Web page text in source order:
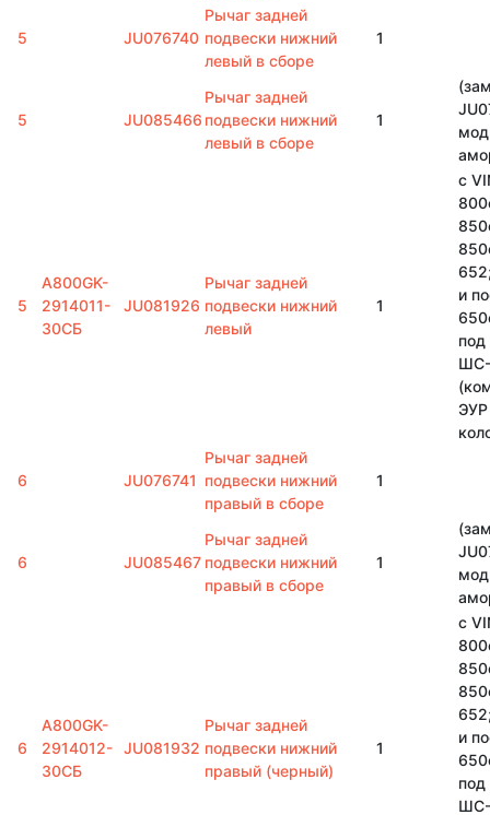
5 JU076740
Рычаг задней
подвески нижний
левый в сборе
1
5 JU085466
Рычаг задней
подвески нижний
левый в сборе
1
5
A800GK-
2914011-
30CБ
JU081926
Рычаг задней
подвески нижний
левый
1
с
и
под
ШС-
6 JU076741
Рычаг задней
подвески нижний
правый в сборе
1
6 JU085467
Рычаг задней
подвески нижний
правый в сборе
1
6
A800GK-
2914012-
30CБ
JU081932
Рычаг задней
подвески нижний
правый (черный)
1
с
и
под
ШС-